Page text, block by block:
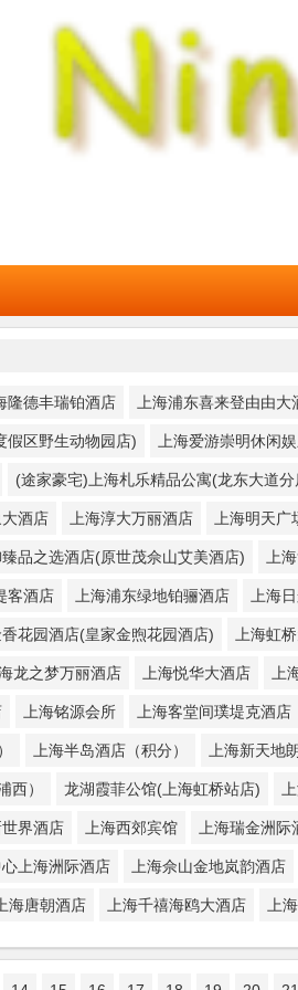
隆德丰瑞铂酒店 上海浦东喜来登由由大
假区野生动物园店) 上海爱游崇明休闲
(途家豪宅)上海札乐精品公寓(龙东大道分
大酒店 上海淳大万丽酒店 上海明天
臻品之选酒店(原世茂佘山艾美酒店) 上
客酒店 上海浦东绿地铂骊酒店 上海
香花园酒店(皇家金煦花园酒店) 上海虹
海龙之梦万丽酒店 上海悦华大酒店 上
上海铭源会所 上海客堂间璞堤克酒店
上海半岛酒店（积分） 上海新天地
西） 龙湖霞菲公馆(上海虹桥站店)
世界酒店 上海西郊宾馆 上海瑞金洲际
上海洲际酒店 上海佘山金地岚韵酒店
上海唐朝酒店 上海千禧海鸥大酒店 上